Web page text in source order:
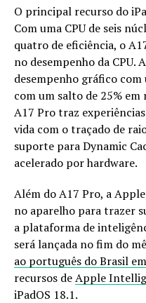
O principal recurso do
Com uma CPU de seis
quatro de eficiência, o
no desempenho da CPU.
desempenho gráfico com
com um salto de 25% em
A17 Pro traz
vida com o traçado de
suporte para Dynamic
acelerado por hardware.
Além do A17 Pro, a
no aparelho para trazer
a plataforma de
será lançada no fim do
ao português do Brasil
recursos deApple
iPadOS 18.1.